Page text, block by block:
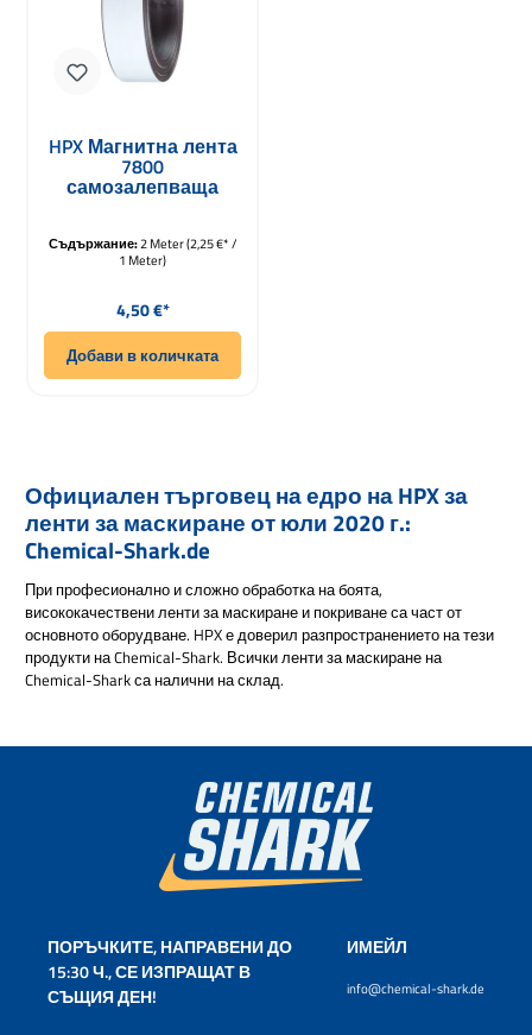
HPX Магнитна лента
7800
самозалепваща
Съдържание:2 Meter(2,25 €* /
1 Meter)
Редовна цена:
4,50 €*
Добави в количката
Официален търговец на едро на HPX за
ленти за маскиране от юли 2020 г.:
Chemical-Shark.de
При професионално и сложно обработка на боята,
висококачествени ленти за маскиране и покриване са част от
основното оборудване. HPX е доверил разпространението на тези
продукти на Chemical-Shark. Всички ленти за маскиране на
Chemical-Shark са налични на склад.
ПОРЪЧКИТЕ, НАПРАВЕНИ ДО
15:30 Ч., СЕ ИЗПРАЩАТ В
СЪЩИЯ ДЕН!
ИМЕЙЛ
info@chemical-shark.de